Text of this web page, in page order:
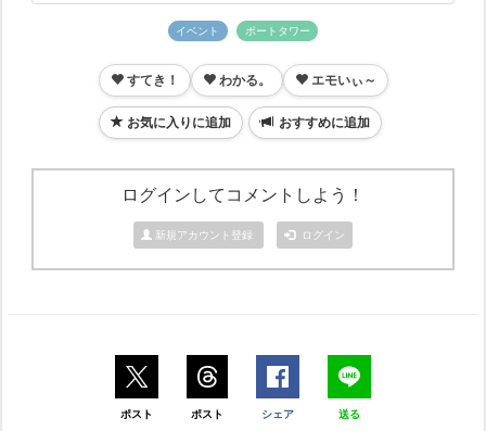
イベント ポートタワー
すてき！ わかる。 エモいぃ～
お気に入りに追加 おすすめに追加
ログインしてコメントしよう！
新規アカウント登録 ログイン
ポスト ポスト シェア 送る